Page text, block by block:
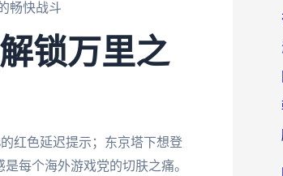
畅快战斗
锁万里之
红色延迟提示；东京塔下想登
每个海外游戏党的切肤之痛。